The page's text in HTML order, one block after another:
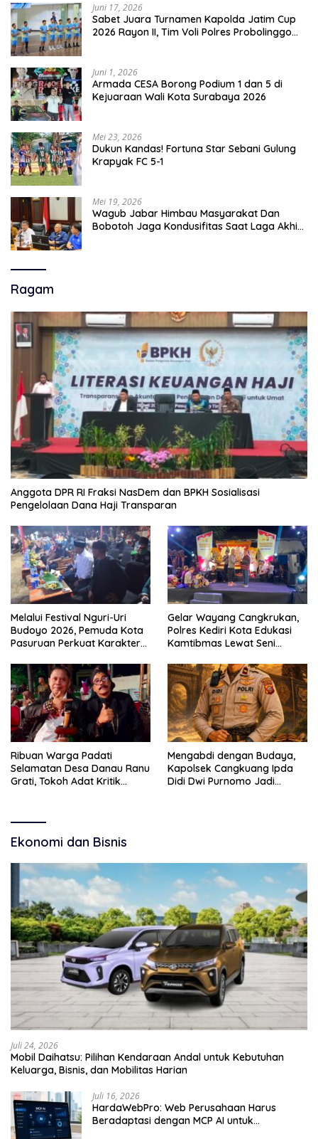
Juni 17, 2026
Sabet Juara Turnamen Kapolda Jatim Cup
2026 Rayon II, Tim Voli Polres Probolinggo
Juni 1, 2026
Armada CESA Borong Podium 1 dan 5 di
Kejuaraan Wali Kota Surabaya 2026
Mei 23, 2026
Dukun Kandas! Fortuna Star Sebani Gulung
Krapyak FC 5-1
Mei 19, 2026
Wagub Jabar Himbau Masyarakat Dan
Bobotoh Jaga Kondusifitas Saat Laga Akhir
Ragam
Anggota DPR RI Fraksi NasDem dan BPKH Sosialisasi
Pengelolaan Dana Haji Transparan
Melalui Festival Nguri-Uri
Budoyo 2026, Pemuda Kota
Pasuruan Perkuat Karakter
Narkoba
Gelar Wayang Cangkrukan,
Polres Kediri Kota Edukasi
Kamtibmas Lewat Seni
Ribuan Warga Padati
Selamatan Desa Danau Ranu
Grati, Tokoh Adat Kritik
Mengabdi dengan Budaya,
Kapolsek Cangkuang Ipda
Didi Dwi Purnomo Jadi
Ekonomi dan Bisnis
Juli 24, 2026
Mobil Daihatsu: Pilihan Kendaraan Andal untuk Kebutuhan
Keluarga, Bisnis, dan Mobilitas Harian
Juli 16, 2026
HardaWebPro: Web Perusahaan Harus
Beradaptasi dengan MCP AI untuk